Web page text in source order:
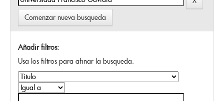
Comenzar nueva busqueda
Añadir filtros:
Usa los filtros para afinar la busqueda.